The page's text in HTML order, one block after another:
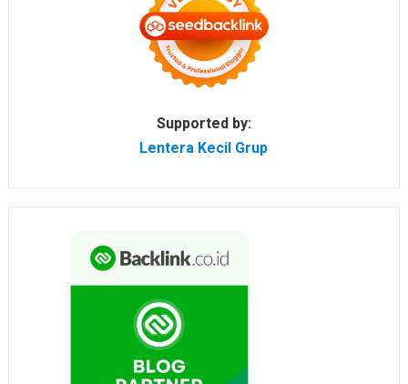
Supported by:
Lentera Kecil Grup